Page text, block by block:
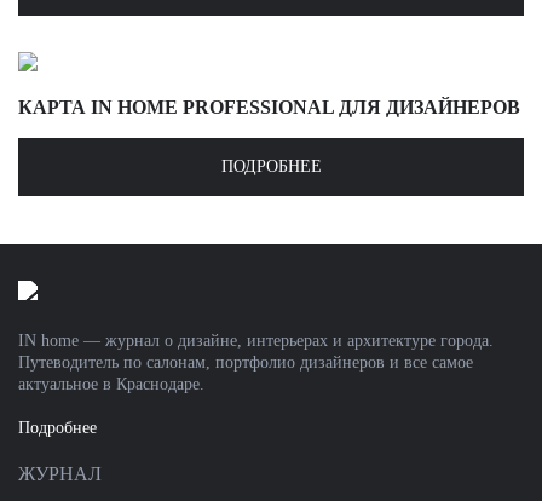
КАРТА IN HOME PROFESSIONAL ДЛЯ ДИЗАЙНЕРОВ
ПОДРОБНЕЕ
IN home — журнал о дизайне, интерьерах и архитектуре города.
Путеводитель по салонам, портфолио дизайнеров и все самое
актуальное в Краснодаре.
Подробнее
ЖУРНАЛ